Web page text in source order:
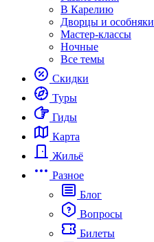
В Карелию
Дворцы и особняки
Мастер-классы
Ночные
Все темы
Скидки
Туры
Гиды
Карта
Жильё
Разное
Блог
Вопросы
Билеты